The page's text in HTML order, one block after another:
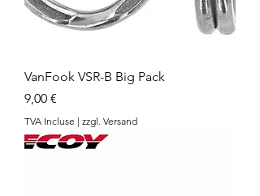
VanFook VSR-B Big Pack
Prix
9,00 €
TVA Incluse | zzgl. Versand